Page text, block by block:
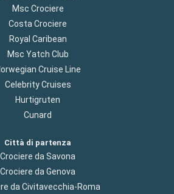
Msc Crociere
Costa Crociere
Royal Caribean
Msc Yatch Club
Cruise Line
Celebrity Cruises
Hurtigruten
Cunard
Città di partenza
Crociere da Savona
Crociere da Genova
da Civitavecchia-Roma